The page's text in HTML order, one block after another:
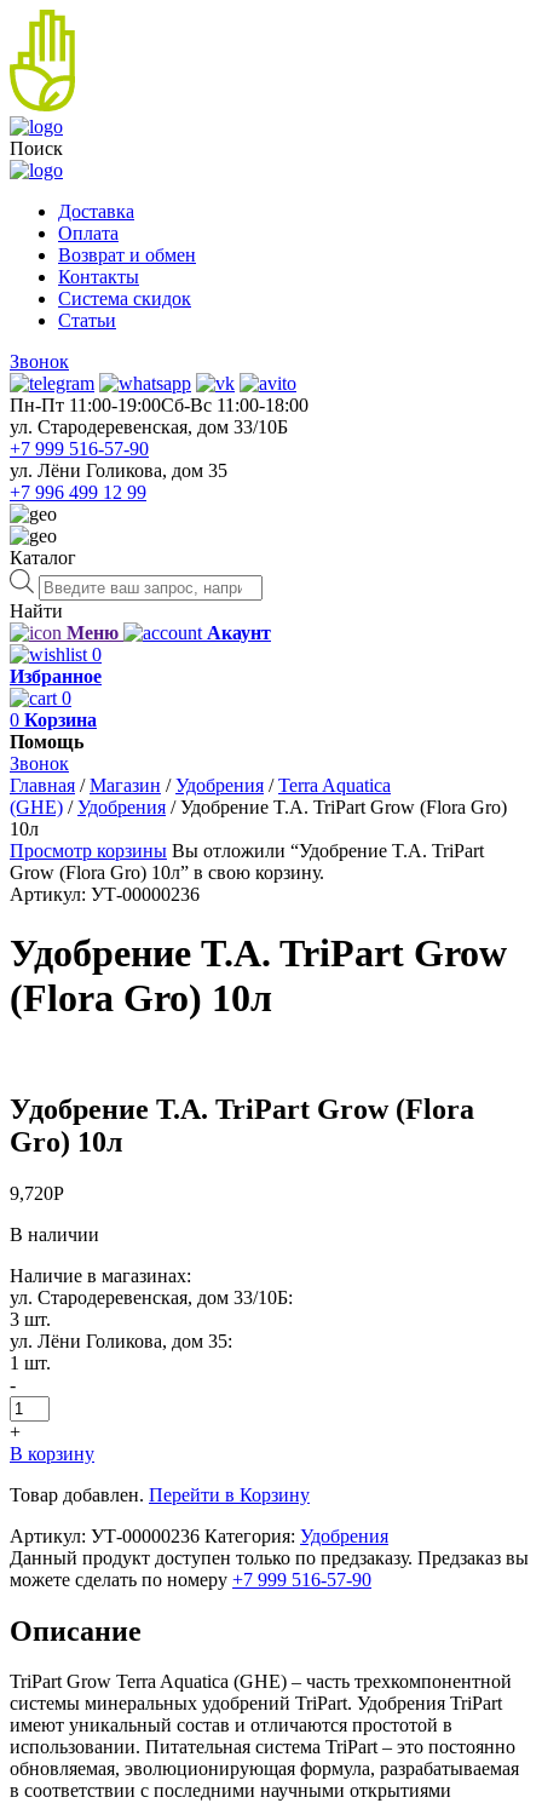
Поиск
Доставка
Оплата
Возврат и обмен
Контакты
Система скидок
Статьи
Звонок
Пн-Пт 11:00-19:00Cб-Вс 11:00-18:00
ул. Стародеревенская, дом 33/10Б
+7 999 516-57-90
ул. Лёни Голикова, дом 35
+7 996 499 12 99
Каталог
Поиск
товаров
Найти
Меню
Акаунт
0
Избранное
0
0 Корзина
Помощь
Звонок
Главная /Магазин /Удобрения /Terra Aquatica
(GHE) /Удобрения /Удобрение T.A. TriPart Grow (Flora Gro)
10л
Просмотр корзины Вы отложили “Удобрение T.A. TriPart
Grow (Flora Gro) 10л” в свою корзину.
Артикул: УТ-00000236
Удобрение T.A. TriPart Grow
(Flora Gro) 10л
Удобрение T.A. TriPart Grow (Flora
Gro) 10л
9,720Р
В наличии
Наличие в магазинах:
ул. Стародеревенская, дом 33/10Б:
3 шт.
ул. Лёни Голикова, дом 35:
1 шт.
-
+
В корзину
Товар добавлен. Перейти в Корзину
Артикул: УТ-00000236 Категория: Удобрения
Данный продукт доступен только по предзаказу. Предзаказ вы
можете сделать по номеру +7 999 516-57-90
Описание
TriPart Grow Terra Aquatica (GHE) – часть трехкомпонентной
системы минеральных удобрений TriPart. Удобрения TriPart
имеют уникальный состав и отличаются простотой в
использовании. Питательная система TriPart – это постоянно
обновляемая, эволюционирующая формула, разрабатываемая
в соответствии с последними научными открытиями